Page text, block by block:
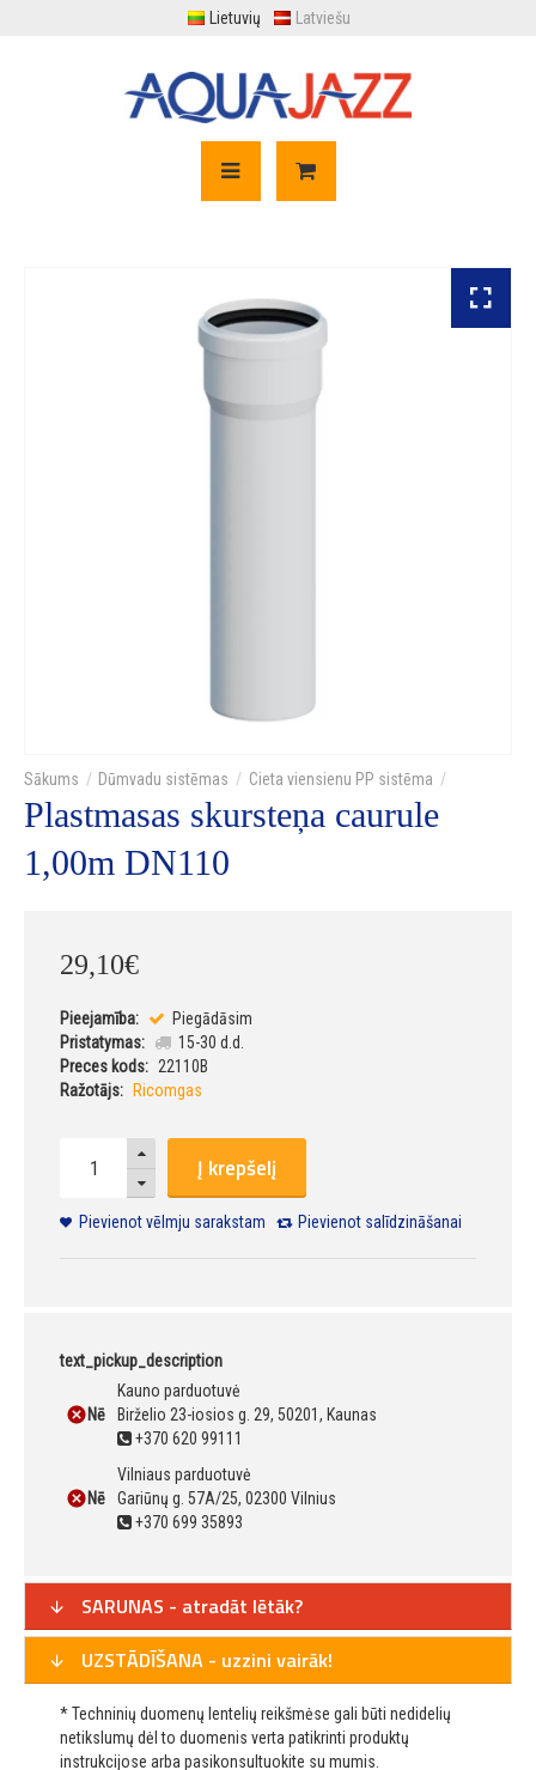
Lietuvių Latviešu
Dūmvadu sistēmas Cieta viensienu PP sistēma
Plastmasas skursteņa caurule
1,00m DN110
29,10€
Pieejamība:
Piegādāsim
Pristatymas:
15-30 d.d.
Preces kods: 22110B
Ražotājs:
Ricomgas
Į krepšelį
Pievienot vēlmju sarakstam Pievienot salīdzināšanai
text_pickup_description
Nē
Kauno parduotuvė
Birželio 23-iosios g. 29, 50201, Kaunas
+370 620 99111
Nē
Vilniaus parduotuvė
Gariūnų g. 57A/25, 02300 Vilnius
+370 699 35893
SARUNAS - atradāt lētāk?
UZSTĀDĪŠANA - uzzini vairāk!
* Techninių duomenų lentelių reikšmėse gali būti nedidelių
netikslumų dėl to duomenis verta patikrinti produktų
instrukcijose arba pasikonsultuokite su mumis.